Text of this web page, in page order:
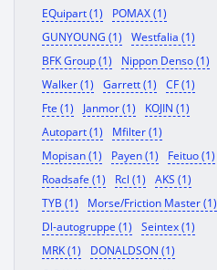
EQuipart (1)
POMAX (1)
GUNYOUNG (1)
Westfalia (1)
BFK Group (1)
Nippon Denso (1)
Walker (1)
Garrett (1)
CF (1)
Fte (1)
Janmor (1)
KOJIN (1)
Autopart (1)
Mfilter (1)
Mopisan (1)
Payen (1)
Feituo (1)
Roadsafe (1)
Rcl (1)
AKS (1)
TYB (1)
Morse/Friction Master (1)
Dl-autogruppe (1)
Seintex (1)
MRK (1)
DONALDSON (1)